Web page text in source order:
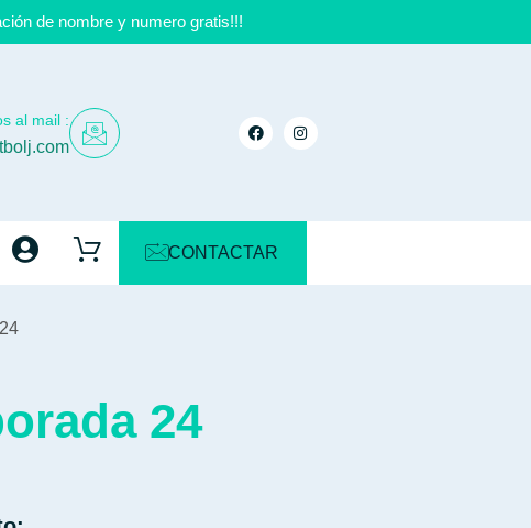
de nombre y numero gratis!!!
al mail :
CONTACTAR
24